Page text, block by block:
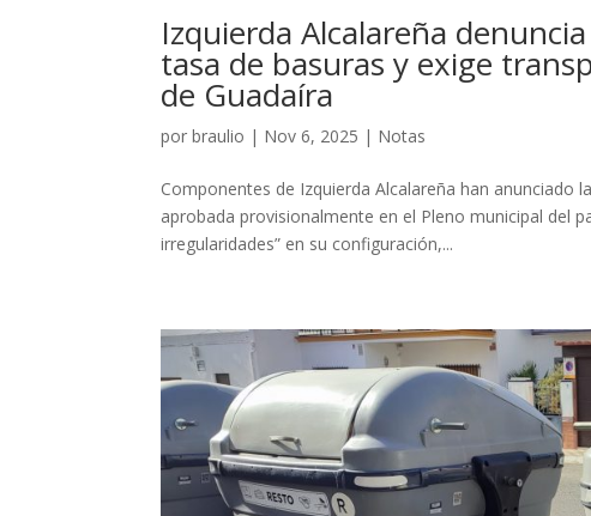
Izquierda Alcalareña
tasa de basuras y exige
de Guadaíra
porbraulio | Nov 6, 2025 | Notas
Componentes de Izquierda Alcalareña han anunciado
aprobada provisionalmente en el Pleno municipal del
irregularidades” en su configuración,...